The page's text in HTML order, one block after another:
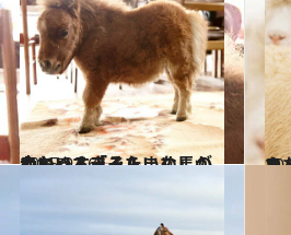
2015.9.16
ぬいぐるみみたいな馬の赤ちゃん「そらまめ」がかわいすぎる！
ライフスタイル カメラ目
ラ